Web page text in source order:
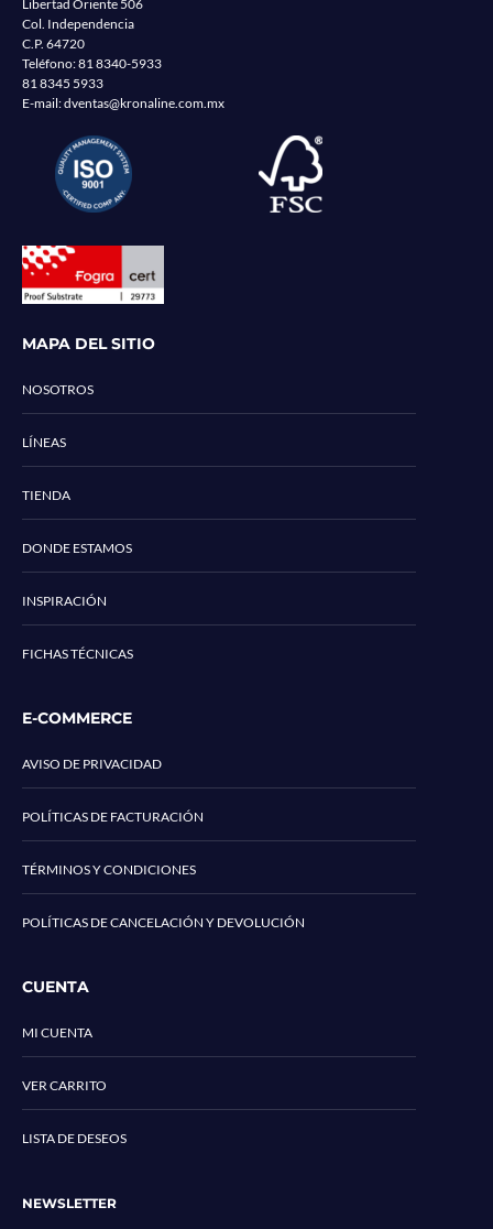
Libertad Oriente 506
Col. Independencia
C.P. 64720
Teléfono:81 8340-5933
81 8345 5933
E-mail:dventas@kronaline.com.mx
MAPA DEL SITIO
NOSOTROS
LÍNEAS
TIENDA
DONDE ESTAMOS
INSPIRACIÓN
FICHAS TÉCNICAS
E-COMMERCE
AVISO DE PRIVACIDAD
POLÍTICAS DE FACTURACIÓN
TÉRMINOS Y CONDICIONES
POLÍTICAS DE CANCELACIÓN Y DEVOLUCIÓN
CUENTA
MI CUENTA
VER CARRITO
LISTA DE DESEOS
NEWSLETTER